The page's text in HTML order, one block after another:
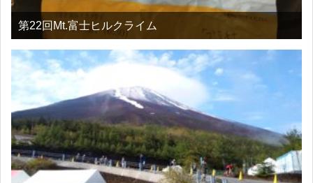
第22回Mt.富士ヒルクライム